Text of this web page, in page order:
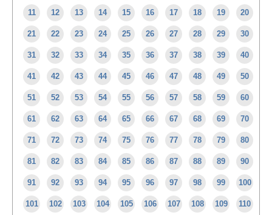
11 12 13 14 15 16 17 18 19 20
21 22 23 24 25 26 27 28 29 30
31 32 33 34 35 36 37 38 39 40
41 42 43 44 45 46 47 48 49 50
51 52 53 54 55 56 57 58 59 60
61 62 63 64 65 66 67 68 69 70
71 72 73 74 75 76 77 78 79 80
81 82 83 84 85 86 87 88 89 90
91 92 93 94 95 96 97 98 99 100
101 102 103 104 105 106 107 108 109 110